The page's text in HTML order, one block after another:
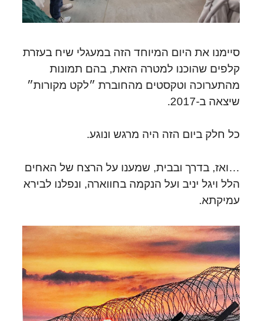
סיימנו את היום המיוחד הזה במעגלי שיח בעזרת
קלפים שהוכנו למטרה הזאת, בהם תמונות
מהתערוכה וטקסטים מהחוברת ״לקט מקורות״
שיצאה ב-2017.
כל חלק ביום הזה היה מרגש ונוגע.
…ואז, בדרך ובבית, שמענו על הרצח של האחים
הלל ויגל יניב ועל הנקמה בחווארה, ונפלנו לבירא
עמיקתא.